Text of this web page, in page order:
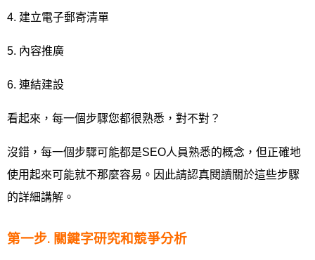
4. 建立電子郵寄清單
5. 內容推廣
6. 連結建設
看起來，每一個步驟您都很熟悉，對不對？
沒錯，每一個步驟可能都是SEO人員熟悉的概念，但正確地
使用起來可能就不那麼容易。因此請認真閱讀關於這些步驟
的詳細講解。
第一步. 關鍵字研究和競爭分析